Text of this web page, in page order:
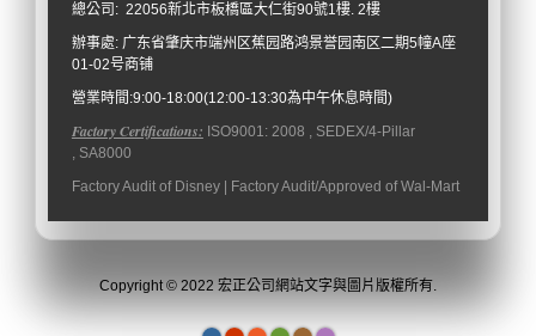
總公司: 22056新北市板橋區大仁街90號1樓. 2樓
辦事處: 广东省肇庆市端州区蕉园路鸿景誉园南区二期5幢A座
01-02号商铺
營業時間:9:00-18:00(12:00-13:30為中午休息時間)
Factory Certifications: ISO9001: 2008 , SEDEX/4-Pillar
, SA8000
Factory Audit of Disney | Factory Audit/Approved of Wal-Mart
Copyright © 2022 宏正公司網站文字與圖片版權所有.